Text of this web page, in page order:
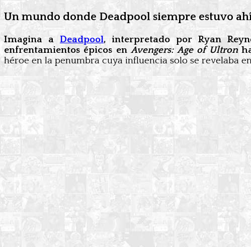
Un mundo donde Deadpool siempre estuvo
Imagina a Deadpool, interpretado por Ryan
enfrentamientos épicos enAvengers: Age of Ultron
héroe en la penumbra cuya influencia solo se revelaba